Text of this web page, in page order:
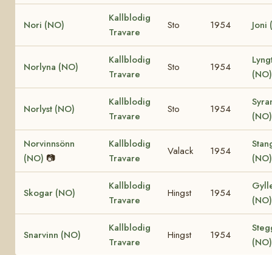
Nori (NO)
Kallblodig
Travare
Sto 1954 Joni
Norlyna (NO)
Kallblodig
Travare
Sto 1954
(NO)
Norlyst (NO)
Kallblodig
Travare
Sto 1954
Norvinnsönn
(NO) 📷
Kallblodig
Travare
Valack 1954
Skogar (NO)
Kallblodig
Travare
Hingst 1954
Snarvinn (NO)
Kallblodig
Travare
Hingst 1954